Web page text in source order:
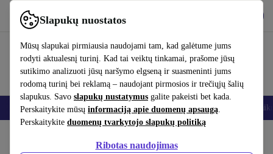
Slapukų nuostatos
Mūsų slapukai pirmiausia naudojami tam, kad galėtume jums
rodyti aktualesnį turinį. Kad tai veiktų tinkamai, prašome jūsų
sutikimo analizuoti jūsų naršymo elgseną ir suasmeninti jums
rodomą turinį bei reklamą – naudojant pirmosios ir trečiųjų šalių
slapukus. Savo slapukų nustatymus galite pakeisti bet kada.
Perskaitykite mūsų informaciją apie duomenų apsaugą.
Perskaitykite duomenų tvarkytojo slapukų politiką
Ribotas naudojimas
Naudok refurbed greitai ir paprastai
Išmanieji telefonai Nešiojamieji kompiuteriai Planšetės Išmanieji